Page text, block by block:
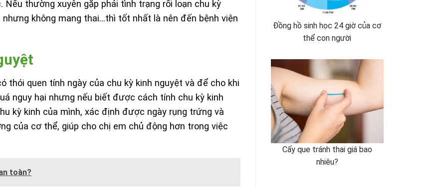
thường xuyên gặp phải tình trạng rối loạn chu kỳ
không mang thai…thì tốt nhất là nên đến bệnh viện
thói quen tính ngày của chu kỳ kinh nguyệt và để cho khi
nguy hại nhưng nếu biết được cách tính chu kỳ kinh
kỳ kinh của mình, xác định được ngày rụng trứng và
của cơ thể, giúp cho chị em chủ động hơn trong việc
toàn?
Đồng hồ sinh học 24 giờ của cơ
thể con người
Cấy que tránh thai giá bao
nhiêu?